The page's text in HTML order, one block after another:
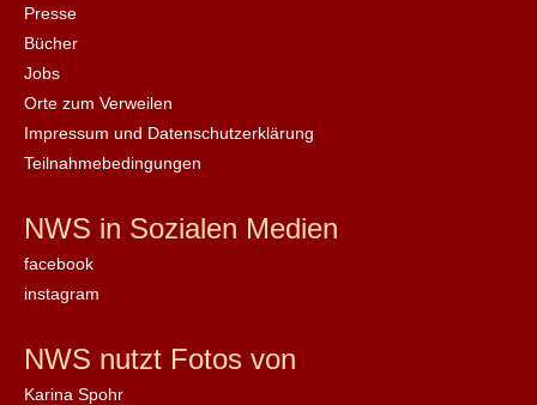
Presse
Bücher
Jobs
Orte zum Verweilen
Impressum und Datenschutzerklärung
Teilnahmebedingungen
NWS in Sozialen Medien
facebook
instagram
NWS nutzt Fotos von
Karina Spohr